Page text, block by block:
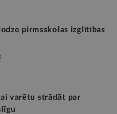
pirmsskolas izglītības
varētu strādāt par